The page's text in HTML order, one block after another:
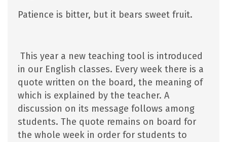
Patience is bitter, but it bears sweet fruit.
This year a new teaching tool is introduced
in our English classes. Every week there is a
quote written on the board, the meaning of
which is explained by the teacher. A
discussion on its message follows among
students. The quote remains on board for
the whole week in order for students to